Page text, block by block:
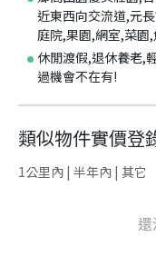
近東西向交流道,元
庭院,果園,網室,菜園,
休閒渡假,退休養老,
過機會不在有!
類似物件實價登
1公里內 | 半年內 | 其它